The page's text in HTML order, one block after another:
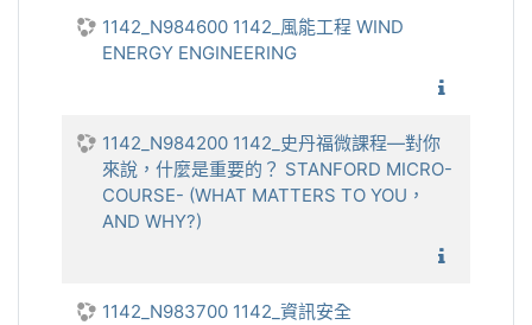
1142_N984600 1142_風能工程 WIND
ENERGY ENGINEERING
1142_N984200 1142_史丹福微課程—對你
來說，什麼是重要的？ STANFORD MICRO-
COURSE- (WHAT MATTERS TO YOU，
AND WHY?)
1142_N983700 1142_資訊安全